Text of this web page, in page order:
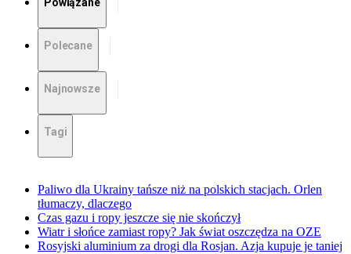
Polecane
Najnowsze
Tagi
Paliwo dla Ukrainy tańsze niż na polskich stacjach. Orlen
tłumaczy, dlaczego
Czas gazu i ropy jeszcze się nie skończył
Wiatr i słońce zamiast ropy? Jak świat oszczędza na OZE
Rosyjski aluminium za drogi dla Rosjan. Azja kupuje je taniej